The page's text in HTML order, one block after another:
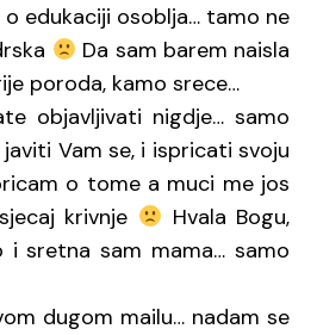
edukaciji osoblja… tamo ne
Da sam barem naisla
poroda, kamo srece…
objavljivati nigdje… samo
Vam se, i ispricati svoju
o tome a muci me jos
krivnje
Hvala Bogu,
sretna sam mama… samo
dugom mailu… nadam se